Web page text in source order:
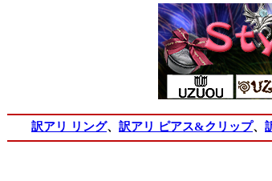
訳アリ リング、 訳アリ ピアス&クリップ、